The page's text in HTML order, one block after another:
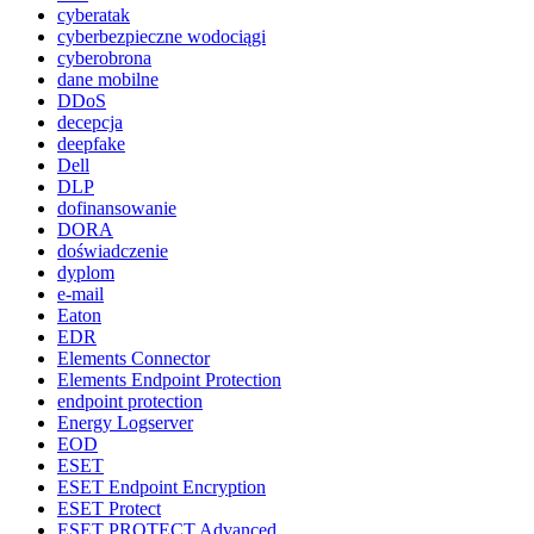
cyberatak
cyberbezpieczne wodociągi
cyberobrona
dane mobilne
DDoS
decepcja
deepfake
Dell
DLP
dofinansowanie
DORA
doświadczenie
dyplom
e-mail
Eaton
EDR
Elements Connector
Elements Endpoint Protection
endpoint protection
Energy Logserver
EOD
ESET
ESET Endpoint Encryption
ESET Protect
ESET PROTECT Advanced